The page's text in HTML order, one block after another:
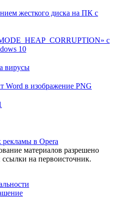
жесткого диска на ПК с
с
10
вирусы
Word в изображение PNG
в Opera
материалов разрешено
ссылки на первоисточник.